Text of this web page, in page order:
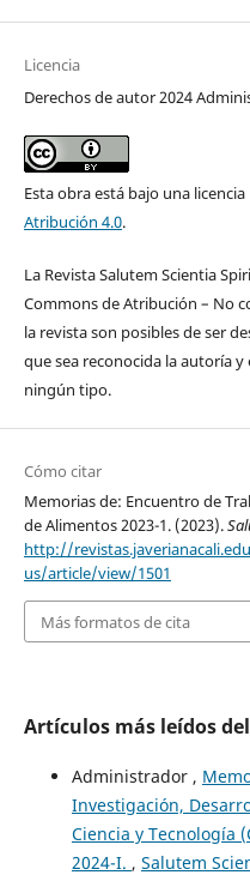
Licencia
Derechos de autor 2024
Esta obra está bajo una
Atribución 4.0.
La Revista Salutem Scientia
Commons de Atribución – No
la revista son posibles de ser
que sea reconocida la autoría
ningún tipo.
Cómo citar
Memorias de: Encuentro de
de Alimentos 2023-1. (2023).
http://
us/article/view/1501
Más formatos de cita
Artículos más leídos
Administrador ,
Investigación,
Ciencia y Tecnología
2024-I. , Salutem